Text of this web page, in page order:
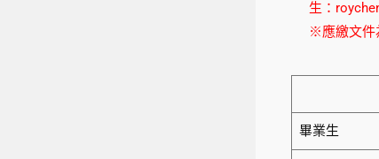
生：
※應繳文件
畢業生